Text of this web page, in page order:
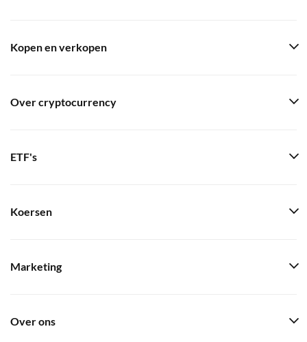
Kopen en verkopen
Over cryptocurrency
ETF's
Koersen
Marketing
Over ons